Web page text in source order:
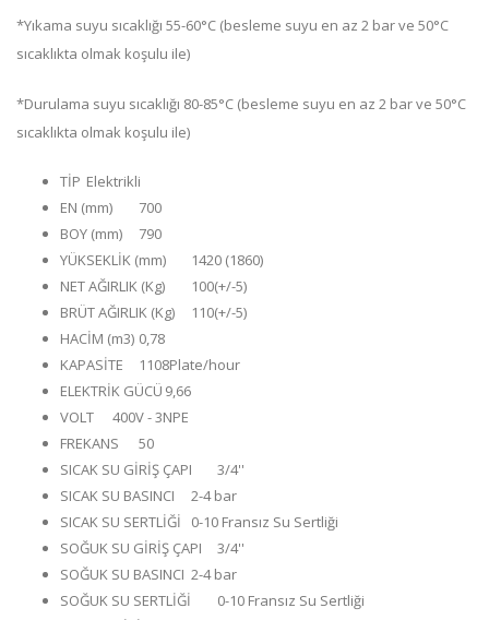
*Yıkama suyu sıcaklığı 55-60°C (besleme suyu en az 2 bar ve 50°C
sıcaklıkta olmak koşulu ile)
*Durulama suyu sıcaklığı 80-85°C (besleme suyu en az 2 bar ve 50°C
sıcaklıkta olmak koşulu ile)
TİP Elektrikli
EN (mm)
700
BOY (mm)
790
YÜKSEKLİK (mm)
1420 (1860)
NET AĞIRLIK (Kg)
100(+/-5)
BRÜT AĞIRLIK (Kg)
110(+/-5)
HACİM (m3) 0,78
KAPASİTE
1108Plate/hour
ELEKTRİK GÜCÜ 9,66
VOLT
400V - 3NPE
FREKANS
50
SICAK SU GİRİŞ ÇAPI
3/4''
SICAK SU BASINCI
2-4 bar
SICAK SU SERTLİĞİ
0-10 Fransız Su Sertliği
SOĞUK SU GİRİŞ ÇAPI
3/4''
SOĞUK SU BASINCI 2-4 bar
SOĞUK SU SERTLİĞİ
0-10 Fransız Su Sertliği